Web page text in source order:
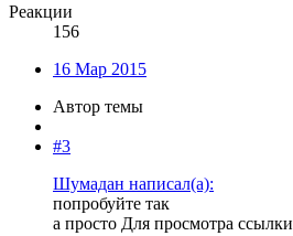
Реакции
156
16 Мар 2015
Автор темы
#3
Шумадан написал(а):
попробуйте так
а просто Для просмотра ссылки